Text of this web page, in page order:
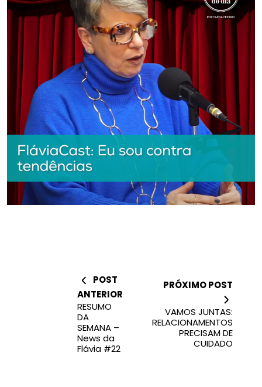
POST
ANTERIOR
RESUMO
DA
SEMANA –
News da
Flávia #22
PRÓXIMO POST
VAMOS JUNTAS:
RELACIONAMENTOS
PRECISAM DE
CUIDADO